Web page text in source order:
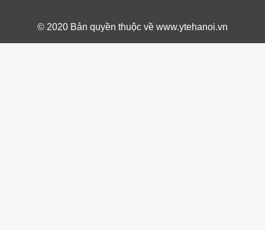
© 2020 Bản quyền thuộc về www.ytehanoi.vn